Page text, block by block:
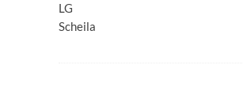
LG
Scheila